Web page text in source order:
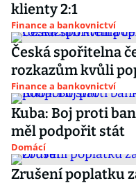
klienty 2:1
Finance a bankovnictví
Česká spořitelna
rozkazům kvůli
Finance a bankovnictví
Kuba: Boj proti
měl podpořit stát
Domácí
Zrušení poplatku